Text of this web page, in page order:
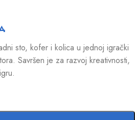
sto, kofer i kolica u jednoj igrački
Savršen je za razvoj kreativnosti,